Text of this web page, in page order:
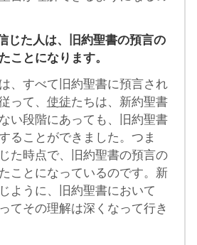
じた人は、旧約聖書の預言の
ことになります。
、すべて旧約聖書に預言され
って、 使徒たちは、新約聖書
い段階にあっても、旧約聖書
ることができました。つま
た時点で、旧約聖書の預言の
ことになっているのです。新
ように、旧約聖書において
てその理解は深くなって行き